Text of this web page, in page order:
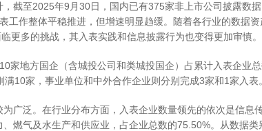
截至2025年9月30日，国内已有375家非上市公司披露数
工作整体平稳推进，但增速明显趋缓。随着各行业的数据
更多的挑战，其入表实践和信息披露行为也变得更加审慎。
家地方国企（含城投公司和类城投国企）占累计入表企业
10家，事业单位和中外合作企业则分别完成3家和1家入表。
广泛。在行业分布方面，入表企业数量领先的依次是信息
燃气及水生产和供应业，占企业总数的75.50%。从数据